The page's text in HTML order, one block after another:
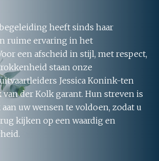
heeft sinds haar
ruime ervaring in het
een afscheid in stijl, met respect,
staan onze
Jessica Konink-ten
van der Kolk garant. Hun streven is
uw wensen te voldoen, zodat u
kijken op een waardig en